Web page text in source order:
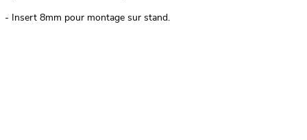
- Insert 8mm pour montage sur stand.